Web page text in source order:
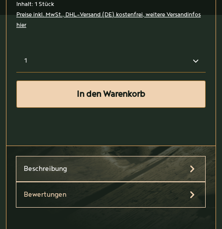
Inhalt: 1 Stück
Preise inkl. MwSt., DHL-Versand (DE) kostenfrei, weitere Versandinfos
hier
Produkt Anzahl: Gib den gewünschten Wert ein oder
In den Warenkorb
Beschreibung
Bewertungen